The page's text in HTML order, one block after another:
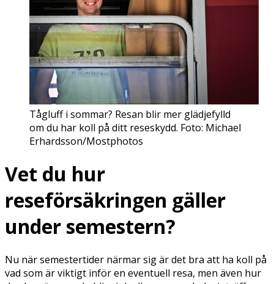
Tågluff i sommar? Resan blir mer glädjefylld
om du har koll på ditt reseskydd. Foto: Michael
Erhardsson/Mostphotos
Vet du hur
reseförsäkringen gäller
under semestern?
Nu när semestertider närmar sig är det bra att ha koll på
vad som är viktigt inför en eventuell resa, men även hur